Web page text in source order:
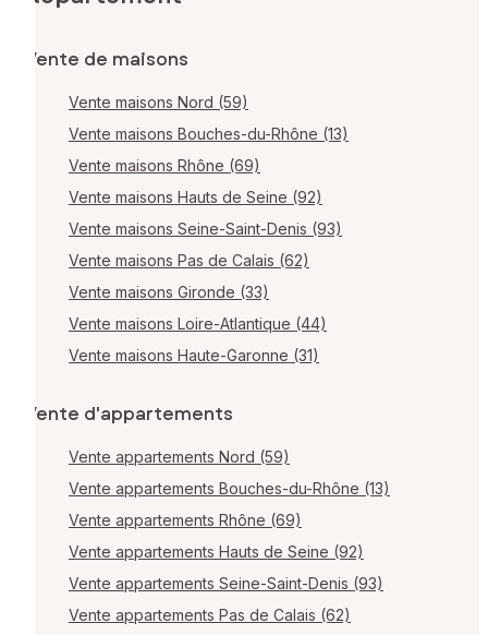
Vente de maisons
Vente maisons Nord (59)
Vente maisons Bouches-du-Rhône (13)
Vente maisons Rhône (69)
Vente maisons Hauts de Seine (92)
Vente maisons Seine-Saint-Denis (93)
Vente maisons Pas de Calais (62)
Vente maisons Gironde (33)
Vente maisons Loire-Atlantique (44)
Vente maisons Haute-Garonne (31)
Vente d'appartements
Vente appartements Nord (59)
Vente appartements Bouches-du-Rhône (13)
Vente appartements Rhône (69)
Vente appartements Hauts de Seine (92)
Vente appartements Seine-Saint-Denis (93)
Vente appartements Pas de Calais (62)